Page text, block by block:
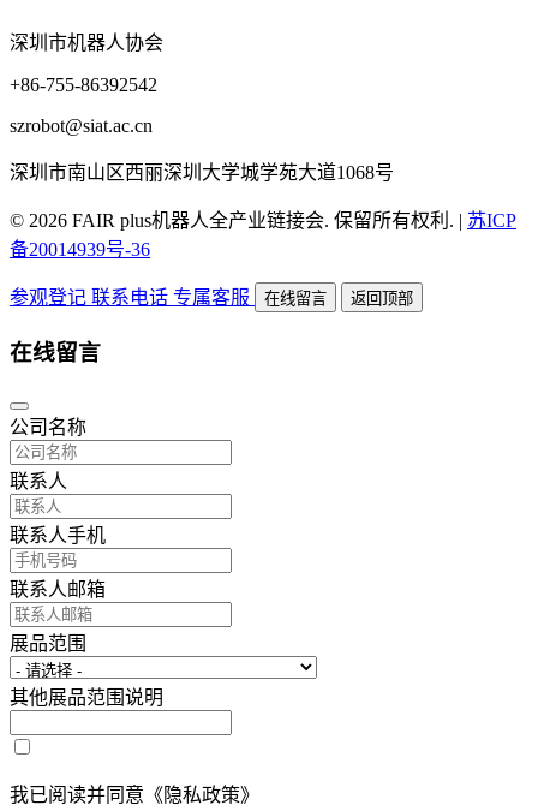
深圳市机器人协会
+86-755-86392542
szrobot@siat.ac.cn
深圳市南山区西丽深圳大学城学苑大道1068号
© 2026 FAIR plus机器人全产业链接会. 保留所有权利. | 苏ICP
备20014939号-36
参观登记 联系电话 专属客服 在线留言 返回顶部
在线留言
公司名称
联系人
联系人手机
联系人邮箱
展品范围
其他展品范围说明
我已阅读并同意《隐私政策》